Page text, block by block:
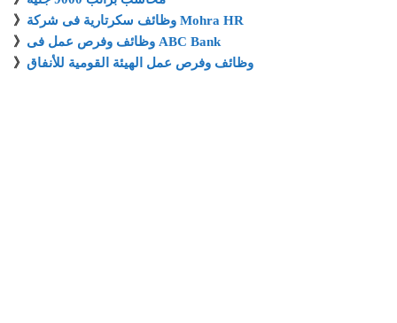
》
وظائف سكرتارية فى شركة Mohra HR
》
وظائف وفرص عمل فى ABC Bank
》 وظائف وفرص عمل الهيئة القومية للأنفاق